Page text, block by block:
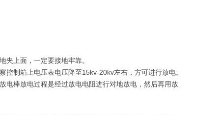
夹上面，一定要接地牢靠。
制箱上电压表电压降至15kv-20kv左右，方可进行放电。
电棒放电过程是经过放电电阻进行对地放电，然后再用放